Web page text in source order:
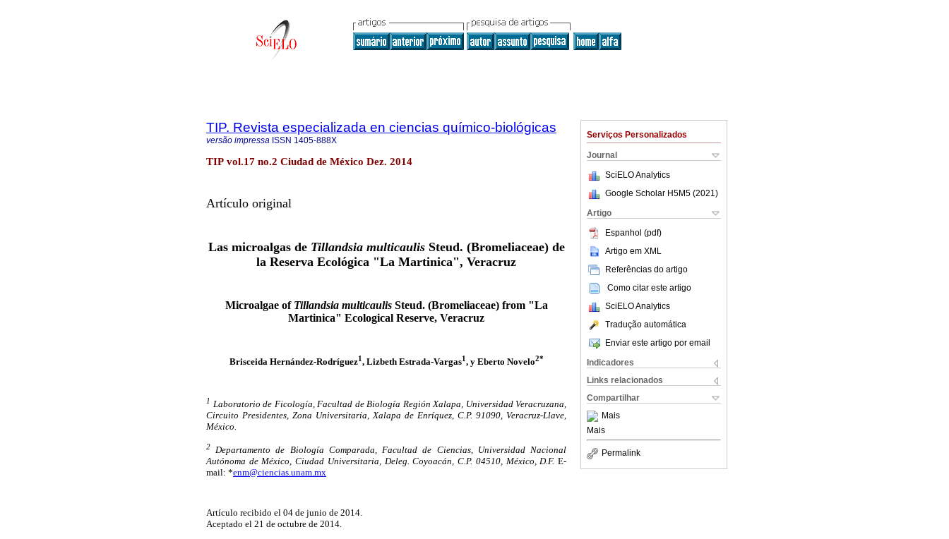
Serviços Personalizados
Journal
SciELO Analytics
Google Scholar H5M5 (2021 )
Artigo
Espanhol (pdf)
Artigo em XML
Referências do artigo
Como citar este artigo
SciELO Analytics
Tradução automática
Enviar este artigo por email
Indicadores
Links relacionados
Compartilhar
Mais
Mais
Permalink
TIP. Revista especializada en ciencias químico-biológicas
versão impressa ISSN 1405-888X
TIP vol.17 no.2 Ciudad de México Dez. 2014
Artículo original
Las microalgas de Tillandsia multicaulisSteud. (Bromeliaceae) de
la Reserva Ecológica "La Martinica", Veracruz
Microalgae of Tillandsia multicaulisSteud. (Bromeliaceae) from "La
Martinica" Ecological Reserve, Veracruz
Brisceida Hernández-Rodríguez1, Lizbeth Estrada-Vargas1, y Eberto Novelo2*
1 Laboratorio de Ficología, Facultad de Biología Región Xalapa, Universidad Veracruzana,
Circuito Presidentes, Zona Universitaria, Xalapa de Enríquez, C.P. 91090, Veracruz-Llave,
México.
2
Departamento de Biología Comparada, Facultad de Ciencias, Universidad Nacional
Autónoma de México, Ciudad Universitaria, Deleg. Coyoacán, C.P. 04510, México, D.F. E-
mail: *enm@ciencias.unam.mx
Artículo recibido el 04 de junio de 2014.
Aceptado el 21 de octubre de 2014.